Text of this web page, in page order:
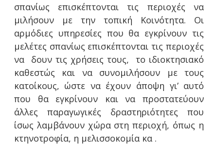
σπανίως επισκέπτονται τις περιοχές να
μιλήσουν με την τοπική Κοινότητα. Οι
αρμόδιες υπηρεσίες που θα εγκρίνουν τις
μελέτες σπανίως επισκέπτονται τις περιοχές
να δουν τις χρήσεις τους, το ιδιοκτησιακό
καθεστώς και να συνομιλήσουν με τους
κατοίκους, ώστε να έχουν άποψη γι’ αυτό
που θα εγκρίνουν και να προστατεύουν
άλλες παραγωγικές δραστηριότητες που
ίσως λαμβάνουν χώρα στη περιοχή, όπως η
κτηνοτροφία, η μελισσοκομία κα .